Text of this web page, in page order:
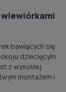
bawiących się
dziecięcym
z wysokiej
montażem i